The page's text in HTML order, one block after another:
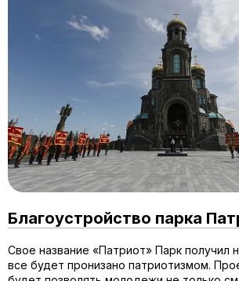
Благоустройство парка
Свое название «Патриот» Парк получил
все будет пронизано патриотизмом.